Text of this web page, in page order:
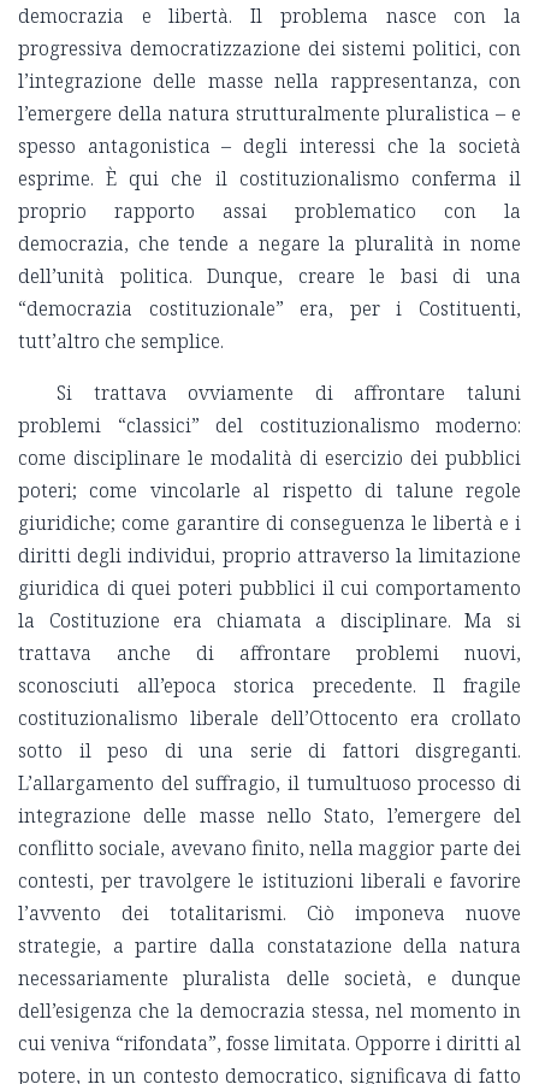
democrazia e libertà. Il problema nasce con la
progressiva democratizzazione dei sistemi politici, con
l’integrazione delle masse nella rappresentanza, con
l’emergere della natura strutturalmente pluralistica – e
spesso antagonistica – degli interessi che la società
esprime. È qui che il costituzionalismo conferma il
proprio rapporto assai problematico con la
democrazia, che tende a negare la pluralità in nome
dell’unità politica. Dunque, creare le basi di una
“democrazia costituzionale” era, per i Costituenti,
tutt’altro che semplice.
Si trattava ovviamente di affrontare taluni
problemi “classici” del costituzionalismo moderno:
come disciplinare le modalità di esercizio dei pubblici
poteri; come vincolarle al rispetto di talune regole
giuridiche; come garantire di conseguenza le libertà e i
diritti degli individui, proprio attraverso la limitazione
giuridica di quei poteri pubblici il cui comportamento
la Costituzione era chiamata a disciplinare. Ma si
trattava anche di affrontare problemi nuovi,
sconosciuti all’epoca storica precedente. Il fragile
costituzionalismo liberale dell’Ottocento era crollato
sotto il peso di una serie di fattori disgreganti.
L’allargamento del suffragio, il tumultuoso processo di
integrazione delle masse nello Stato, l’emergere del
conflitto sociale, avevano finito, nella maggior parte dei
contesti, per travolgere le istituzioni liberali e favorire
l’avvento dei totalitarismi. Ciò imponeva nuove
strategie, a partire dalla constatazione della natura
necessariamente pluralista delle società, e dunque
dell’esigenza che la democrazia stessa, nel momento in
cui veniva “rifondata”, fosse limitata. Opporre i diritti al
potere, in un contesto democratico, significava di fatto